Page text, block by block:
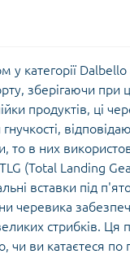
категорії
зберігаючи при
продуктів, ці
то в них
(Total Landing
вставки під
черевика
стрибків. Ця
ви катаєтеся по